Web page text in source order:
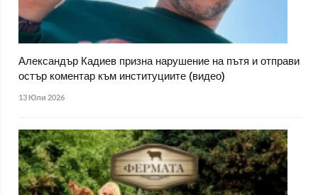
Александър Кадиев призна нарушение на пътя и отправи
остър коментар към институциите (видео)
13 Юли 2026